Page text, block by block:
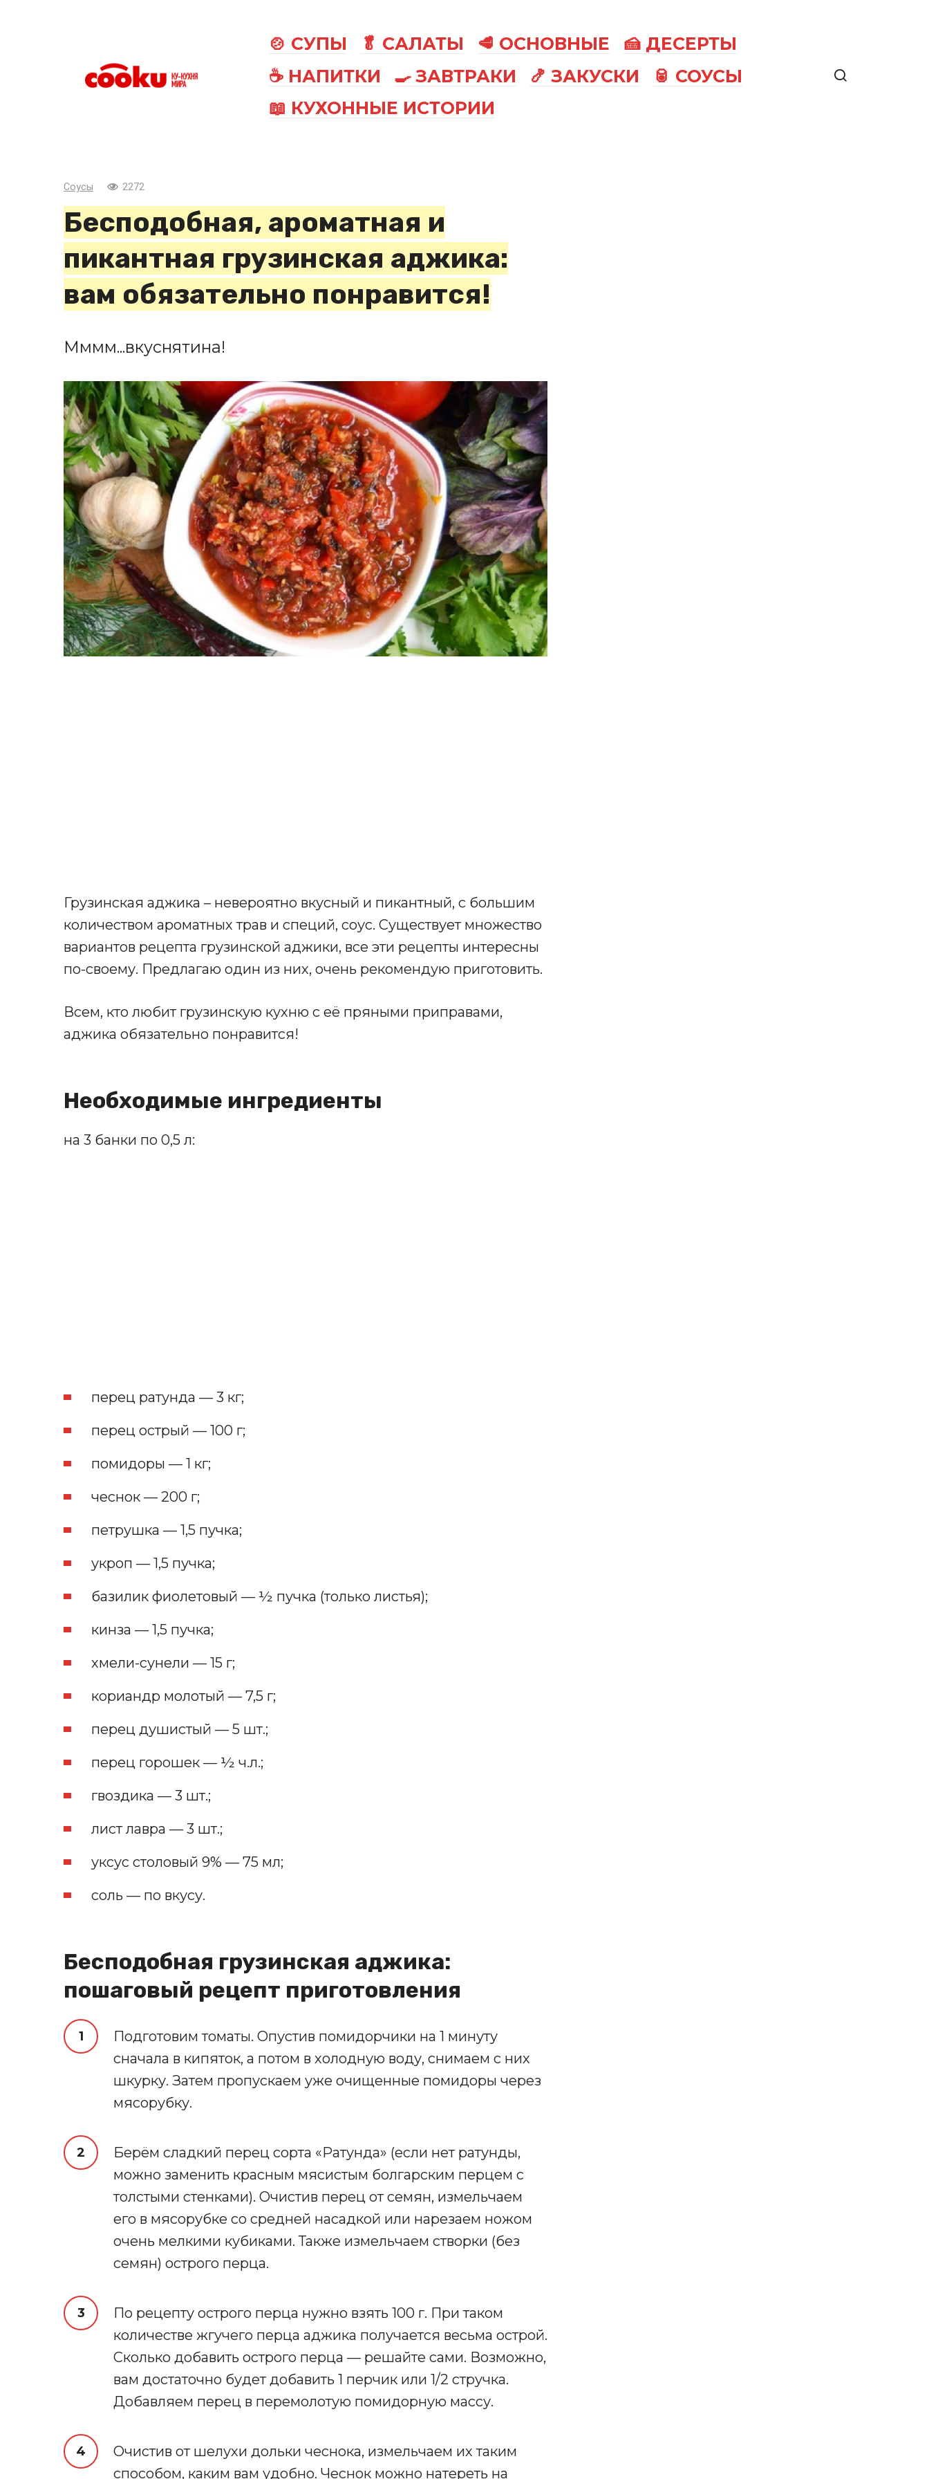
🍲 СУПЫ 🥬 САЛАТЫ 🥩 ОСНОВНЫЕ
🍰 ДЕСЕРТЫ
☕ НАПИТКИ
🍳 ЗАВТРАКИ 🍤 ЗАКУСКИ
🥫 СОУСЫ
📖 КУХОННЫЕ ИСТОРИИ
Соусы 2272
Бесподобная, ароматная и
пикантная грузинская аджика:
вам обязательно понравится!
Мммм...вкуснятина!
Грузинская аджика – невероятно вкусный и пикантный, с большим
количеством ароматных трав и специй, соус. Существует множество
вариантов рецепта грузинской аджики, все эти рецепты интересны
по-своему. Предлагаю один из них, очень рекомендую приготовить.
Всем, кто любит грузинскую кухню с её пряными приправами,
аджика обязательно понравится!
Необходимые ингредиенты
на 3 банки по 0,5 л:
перец ратунда — 3 кг;
перец острый — 100 г;
помидоры — 1 кг;
чеснок — 200 г;
петрушка — 1,5 пучка;
укроп — 1,5 пучка;
базилик фиолетовый — ½ пучка (только листья);
кинза — 1,5 пучка;
хмели-сунели — 15 г;
кориандр молотый — 7,5 г;
перец душистый — 5 шт.;
перец горошек — ½ ч.л.;
гвоздика — 3 шт.;
лист лавра — 3 шт.;
уксус столовый 9% — 75 мл;
соль — по вкусу.
Бесподобная грузинская аджика:
пошаговый рецепт приготовления
Подготовим томаты. Опустив помидорчики на 1 минуту
сначала в кипяток, а потом в холодную воду, снимаем с них
шкурку. Затем пропускаем уже очищенные помидоры через
мясорубку.
Берём сладкий перец сорта «Ратунда» (если нет ратунды,
можно заменить красным мясистым болгарским перцем с
толстыми стенками). Очистив перец от семян, измельчаем
его в мясорубке со средней насадкой или нарезаем ножом
очень мелкими кубиками. Также измельчаем створки (без
семян) острого перца.
По рецепту острого перца нужно взять 100 г. При таком
количестве жгучего перца аджика получается весьма острой.
Сколько добавить острого перца — решайте сами. Возможно,
вам достаточно будет добавить 1 перчик или 1/2 стручка.
Добавляем перец в перемолотую помидорную массу.
Очистив от шелухи дольки чеснока, измельчаем их таким
способом, каким вам удобно. Чеснок можно натереть на